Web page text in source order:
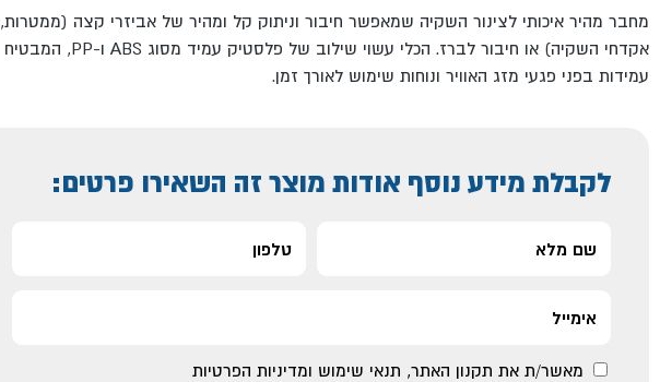
מחבר מהיר איכותי לצינור השקיה שמאפשר חיבור וניתוק קל ומהיר של אביזרי קצה (ממטרות,
אקדחי השקיה) או חיבור לברז. הכלי עשוי שילוב של פלסטיק עמיד מסוג ABS ו-PP, המבטיח
עמידות בפני פגעי מזג האוויר ונוחות שימוש לאורך זמן.
לקבלת מידע נוסף אודות מוצר זה השאירו פרטים:
מאשר/ת את תקנון האתר, תנאי שימוש ומדיניות הפרטיות